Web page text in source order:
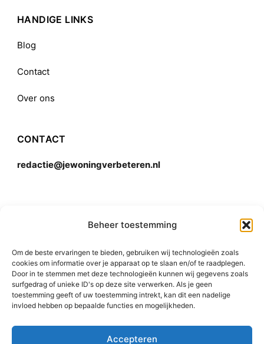
Beheer toestemming
Om de beste ervaringen te bieden, gebruiken wij technologieën zoals
cookies om informatie over je apparaat op te slaan en/of te raadplegen.
Door in te stemmen met deze technologieën kunnen wij gegevens zoals
surfgedrag of unieke ID's op deze site verwerken. Als je geen
toestemming geeft of uw toestemming intrekt, kan dit een nadelige
invloed hebben op bepaalde functies en mogelijkheden.
Accepteren
HANDIGE LINKS
Blog
Contact
Over ons
CONTACT
redactie@jewoningverbeteren.nl
Disclaimer